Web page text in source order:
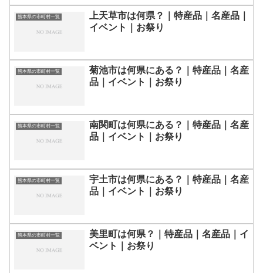
熊本県の市町村一覧
上天草市は何県？｜特産品｜名産品｜
イベント｜お祭り
熊本県の市町村一覧
菊池市は何県にある？｜特産品｜名産
品｜イベント｜お祭り
熊本県の市町村一覧
南関町は何県にある？｜特産品｜名産
品｜イベント｜お祭り
熊本県の市町村一覧
宇土市は何県にある？｜特産品｜名産
品｜イベント｜お祭り
熊本県の市町村一覧
美里町は何県？｜特産品｜名産品｜イ
ベント｜お祭り